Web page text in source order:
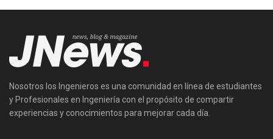
Nosotros los Ingenieros es una comunidad en línea de estudiantes
y Profesionales en Ingeniería con el propósito de compartir
experiencias y conocimientos para mejorar cada día.